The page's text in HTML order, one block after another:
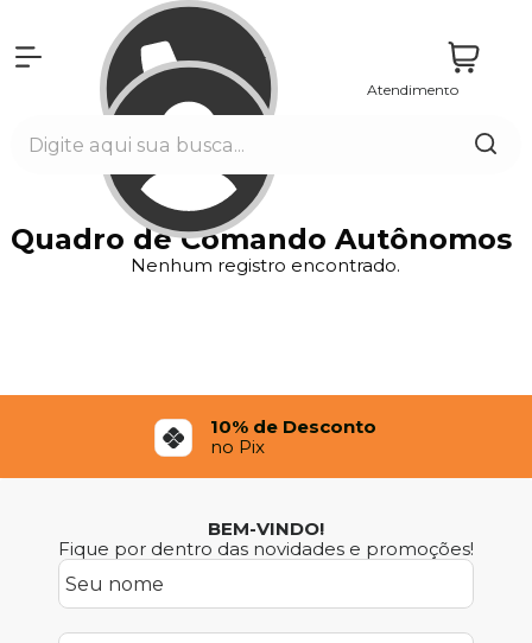
Atendimento
Quadro de Comando Autônomos
Nenhum registro encontrado.
10% de Desconto
no Pix
BEM-VINDO!
Fique por dentro das novidades e promoções!